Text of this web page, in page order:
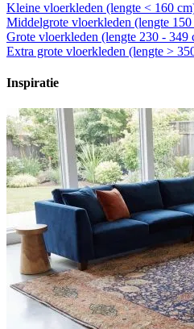
Kleine vloerkleden (lengte < 160
Middelgrote vloerkleden (lengte
Grote vloerkleden (lengte 230 - 349
Extra grote vloerkleden (lengte >
Inspiratie